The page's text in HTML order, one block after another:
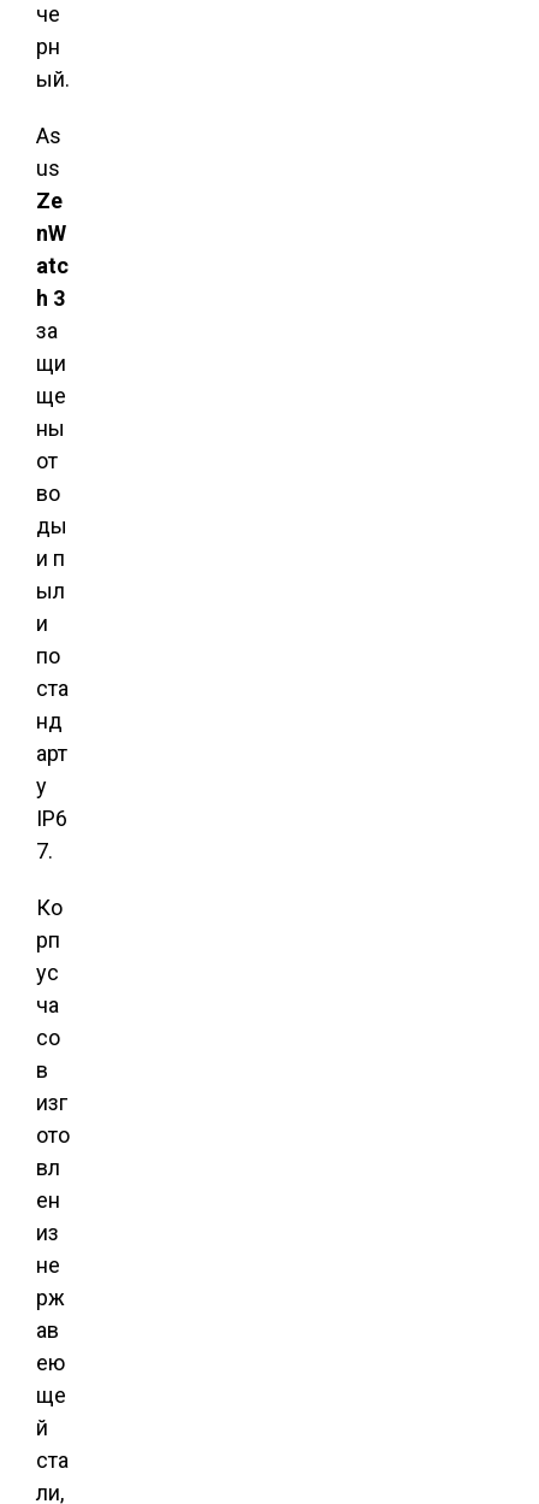
че
рн
ый.
As
us
Ze
nW
atc
h 3
за
щи
ще
ны
от
во
ды
и п
ыл
и
по
ста
нд
арт
у
IP6
7.
Ко
рп
ус
ча
со
в
изг
ото
вл
ен
из
не
рж
ав
ею
ще
й
ста
ли,